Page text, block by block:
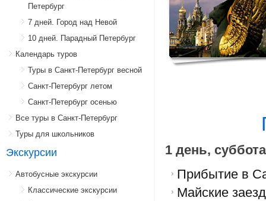
Петербург
7 дней. Город над Невой
10 дней. Парадный Петербург
Календарь туров
Туры в Санкт-Петербург весной
Санкт-Петербург летом
Санкт-Петербург осенью
Все туры в Санкт-Петербург
Туры для школьников
Экскурсии
Автобусные экскурсии
Классические экскурсии
1 день, суббота
Прибытие в
Майские